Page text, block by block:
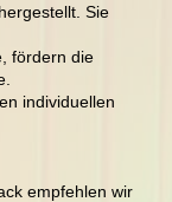
Sie
fördern die
individuellen
empfehlen wir